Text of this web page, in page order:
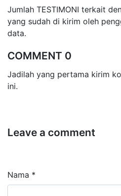
Jumlah TESTIMONI terkait
yang sudah di kirim oleh
data.
COMMENT 0
Jadilah yang pertama kirim
ini.
Leave a comment
Nama *